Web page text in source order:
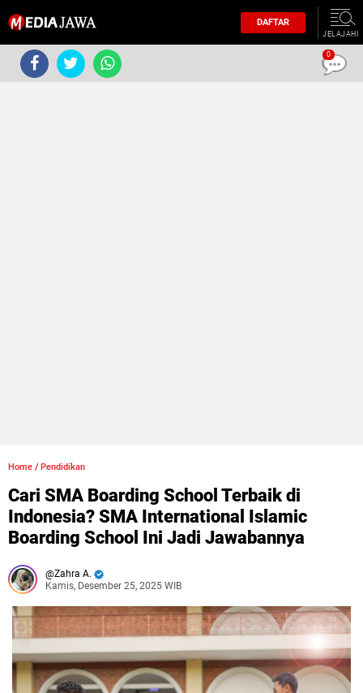
DAFTAR
JELAJAHI
Home / Pendidikan
Cari SMA Boarding School Terbaik di
Indonesia? SMA International Islamic
Boarding School Ini Jadi Jawabannya
Zahra A.
Kamis, Desember 25, 2025 WIB
0